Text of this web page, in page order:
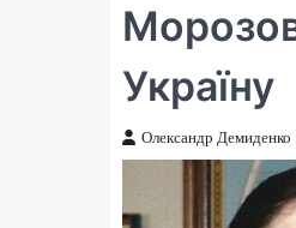
Україну
Олександр Демиденко